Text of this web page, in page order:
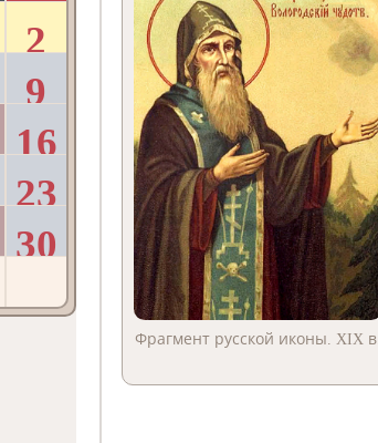
2
9
16
23
30
Фрагмент русской иконы. XIX в.